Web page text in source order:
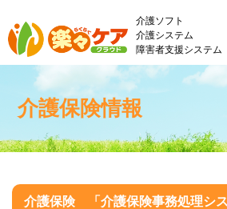
介護ソフト
介護システム
障害者支援システム
介護保険情報
介護保険 「介護保険事務処理シ